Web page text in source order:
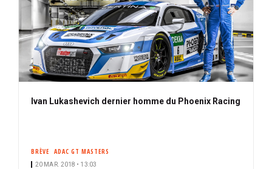
Ivan Lukashevich dernier homme du Phoenix Racing
BRÈVE ADAC GT MASTERS
20 MAR. 2018 • 13:03